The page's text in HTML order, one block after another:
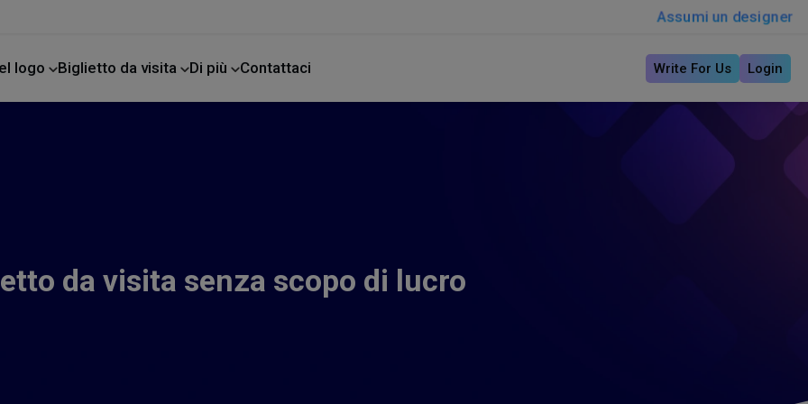
Assumi un designer
logo Biglietto da visita Di più Contattaci Write For Us Login
da visita senza scopo di lucro